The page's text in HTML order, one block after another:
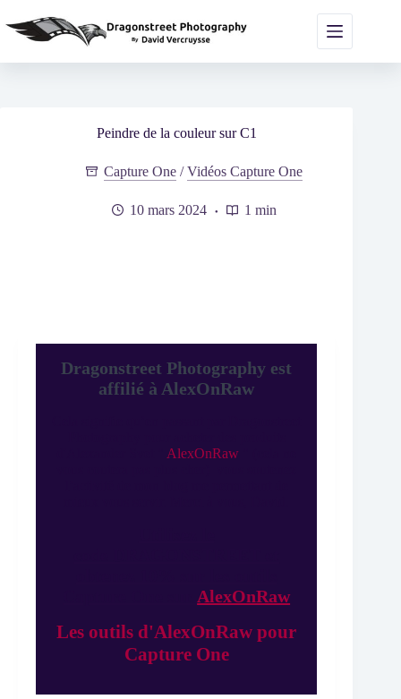
au
contenu
Peindre de la couleur sur C1
Capture One /Vidéos Capture One
10 mars 2024 1 min
Dragonstreet Photography est
affilié à AlexOnRaw
AlexOnRaw
AlexOnRaw
Les outils d'AlexOnRaw pour
Capture One